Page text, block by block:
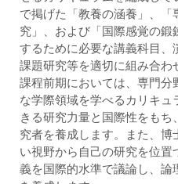
で掲げた「教養の涵養」、
究」、および「国際感覚の
するために必要な講義科目、
課題研究等を適切に組み合
課程前期においては、専門
な学際領域を学べるカリキ
きる研究力量と国際性をも
究者を養成します。また、
い視野から自己の研究を位
義を国際的水準で議論し、論